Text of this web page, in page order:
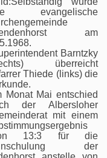
evangelische
am
Barntzky
überreicht
Thiede (links) die
Monat Mai entschied
der Albersloher
mit einem
13:3 für die
der